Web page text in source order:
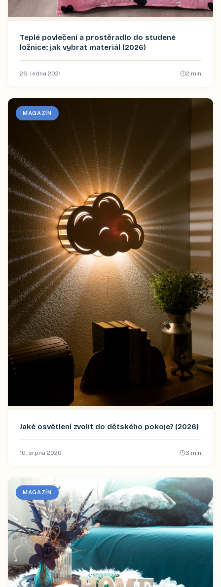
Teplé povlečení a prostěradlo do studené
ložnice: jak vybrat materiál (2026)
26. ledna 2021 2 min
MAGAZÍN
Jaké osvětlení zvolit do dětského pokoje? (2026)
10. srpna 2020 3 min
MAGAZÍN